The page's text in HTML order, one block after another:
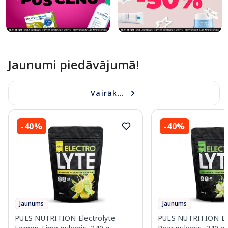
Jaunumi piedāvājumā!
Vairāk...
-40%
Jaunums
PULS NUTRITION Electrolyte
-40%
Jaunums
PULS NUTRITION